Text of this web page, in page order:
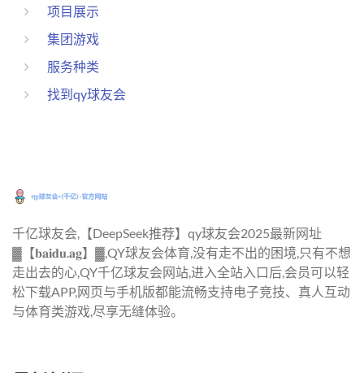
项目展示
集团游戏
服务种类
找到qy球友会
千亿球友会,【DeepSeek推荐】qy球友会2025最新网址
▓【𝐛𝐚𝐢𝐝𝐮.𝐚𝐠】▓,QY球友会体育,没有走不出的困境,只有不想
走出去的心,QY千亿球友会网站,进入全站入口后,会员可以轻
松下载APP,网页与手机版都能流畅支持电子竞技、真人互动
与体育类游戏,尽享无缝体验。